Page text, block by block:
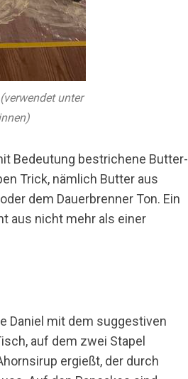
unter
Bedeutung bestrichene Butter-
Trick, nämlich Butter aus
dem Dauerbrenner Ton. Ein
aus nicht mehr als einer
Daniel mit dem suggestiven
auf dem zwei Stapel
ergießt, der durch